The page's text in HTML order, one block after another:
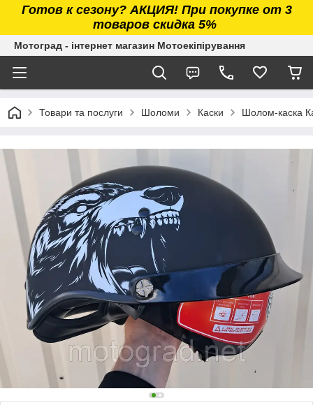
Готов к сезону? АКЦИЯ! При покупке от 3
товаров скидка 5%
Мотоград - інтернет магазин Мотоекіпірування
Товари та послуги Шоломи Каски Шолом-каска